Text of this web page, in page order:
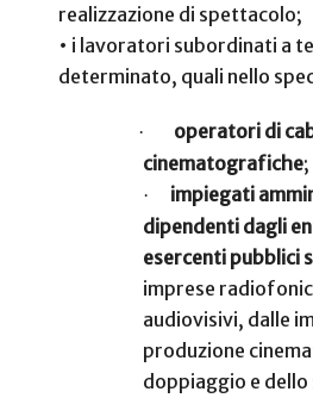
realizzazione di spettacolo;
• i lavoratori subordinati a
determinato, quali nello
·
operatori di
cinematografiche;
·
impiegati
dipendenti dagli
esercenti pubblici
imprese
audiovisivi, dalle
produzione
doppiaggio e dello